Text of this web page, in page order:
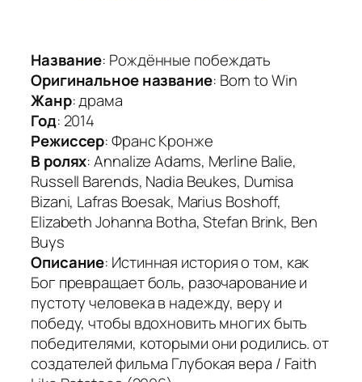
Название: Рождённые побеждать
Оригинальное название: Born to Win
Жанр: драма
Год: 2014
Режиссер: Франс Кронже
В ролях: Annalize Adams, Merline Balie,
Russell Barends, Nadia Beukes, Dumisa
Bizani, Lafras Boesak, Marius Boshoff,
Elizabeth Johanna Botha, Stefan Brink, Ben
Buys
Описание: Истинная история о том, как
Бог превращает боль, разочарование и
пустоту человека в надежду, веру и
победу, чтобы вдохновить многих быть
победителями, которыми они родились. от
создателей фильма Глубокая вера / Faith